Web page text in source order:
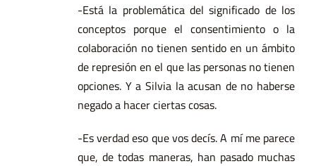
-Está la problemática del significado de los
conceptos porque el consentimiento o la
colaboración no tienen sentido en un ámbito
de represión en el que las personas no tienen
opciones. Y a Silvia la acusan de no haberse
negado a hacer ciertas cosas.
-Es verdad eso que vos decís. A mí me parece
que, de todas maneras, han pasado muchas